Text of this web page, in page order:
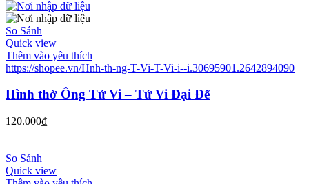
So Sánh
Quick view
Thêm vào yêu thích
https://shopee.vn/Hnh-th-ng-T-Vi-T-Vi-i--i.30695901.2642894090
Hình thờ Ông Tử Vi – Tử Vi Đại Đế
120.000₫
So Sánh
Quick view